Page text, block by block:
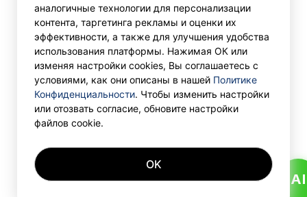
аналогичные технологии для персонализации
контента, таргетинга рекламы и оценки их
эффективности, а также для улучшения удобства
использования платформы. Нажимая ОК или
изменяя настройки cookies, Вы соглашаетесь с
условиями, как они описаны в нашей Политике
Конфиденциальности. Чтобы изменить настройки
или отозвать согласие, обновите настройки
файлов cookie.
OK
AI